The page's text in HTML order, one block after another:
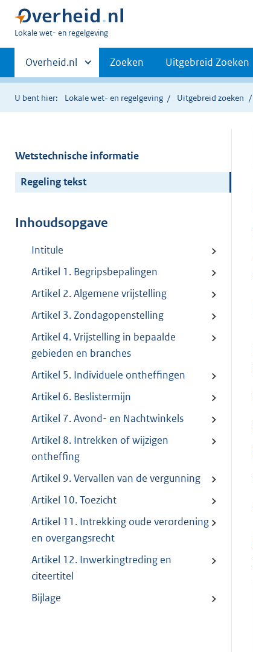
U
hier:
Lokale wet- en regelgeving
Primaire
navigatie
Andere
sites
binnen
Overheid.nl Zoeken Uitgebreid Zoeken
U bent hier: Lokale wet- en regelgeving Uitgebreid zoeken
Wetstechnische informatie
Regeling tekst
Inhoudsopgave
Intitule
Artikel 1. Begripsbepalingen
Artikel 2. Algemene vrijstelling
Artikel 3. Zondagopenstelling
Artikel 4. Vrijstelling in bepaalde
gebieden en branches
Artikel 5. Individuele ontheffingen
Artikel 6. Beslistermijn
Artikel 7. Avond- en Nachtwinkels
Artikel 8. Intrekken of wijzigen
ontheffing
Artikel 9. Vervallen van de vergunning
Artikel 10. Toezicht
Artikel 11. Intrekking oude verordening
en overgangsrecht
Artikel 12. Inwerkingtreding en
citeertitel
Bijlage